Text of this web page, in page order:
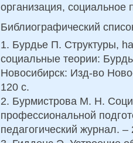
организация, социальное
Библиографический
1. Бурдье П. Структуры,
социальные теории:
Новосибирск: Изд-во
120 с.
2. Бурмистрова М. Н.
профессиональной
педагогический журнал.